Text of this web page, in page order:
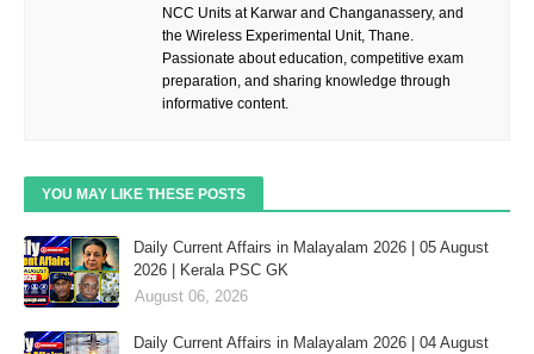
NCC Units at Karwar and Changanassery, and
the Wireless Experimental Unit, Thane.
Passionate about education, competitive exam
preparation, and sharing knowledge through
informative content.
YOU MAY LIKE THESE POSTS
Daily Current Affairs in Malayalam 2026 | 05 August
2026 | Kerala PSC GK
August 06, 2026
Daily Current Affairs in Malayalam 2026 | 04 August